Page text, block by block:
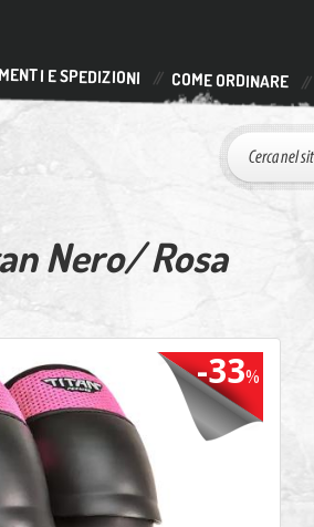
E SPEDIZIONI COME ORDINARE
Nero/ Rosa
-33%